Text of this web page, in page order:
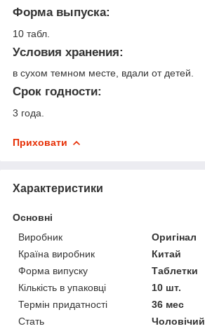
Форма выпуска:
10 табл.
Условия хранения:
в сухом темном месте, вдали от детей.
Срок годности:
3 года.
Приховати
Характеристики
Основні
Виробник
Оригінал
Країна виробник
Китай
Форма випуску
Таблетки
Кількість в упаковці
10 шт.
Термін придатності
36 мес
Стать
Чоловічий